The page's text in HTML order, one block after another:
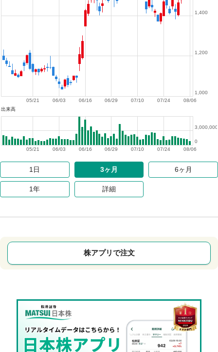
08/06
07/24
07/10
06/29
06/16
06/03
05/21
1,000
1,200
1,400
出来高
08/06
07/24
07/10
06/29
06/16
06/03
05/21
0
3,000,000
1日 3ヶ月 6ヶ月
1年 詳細
株アプリで注文